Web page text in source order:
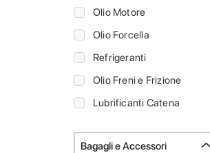
Olio Motore
Olio Forcella
Refrigeranti
Olio Freni e Frizione
Lubrificanti Catena
Bagagli e Accessori